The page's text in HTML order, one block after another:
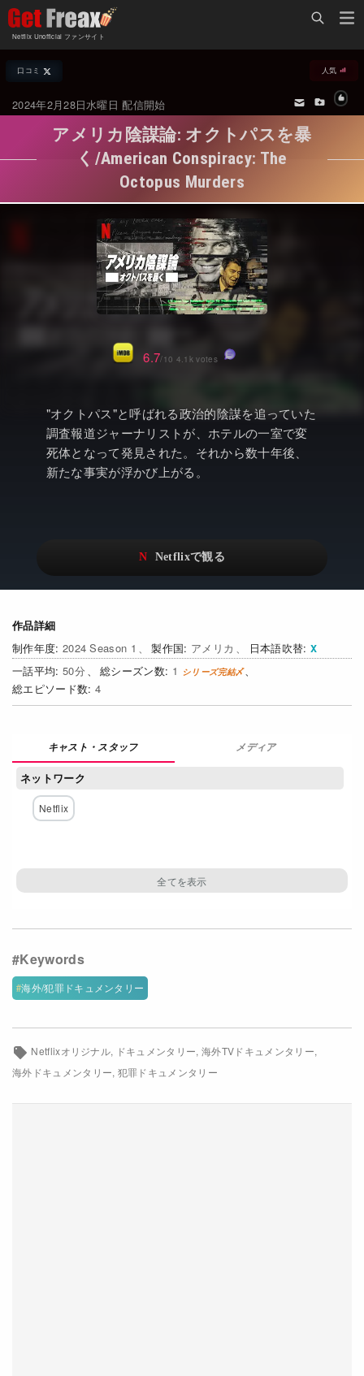
Netflix Unofficial ファンサイト
Netflix新着作品
オールジャンル
海外ドラマ・シリーズ
海外映画
国内TV番組・ドラマ
国内映画
アジアTV番組・ドラマ
アニメ
Netflixオリジナル作品
配信終了予定の作品
海外ドラマ・ラインナップ
Netflix 人気ランキング
Netflix 全作品ラインナップ
Netflix配信作品カスタム検索
トレンド
Netflix・VOD総合News
Netflix Video
…
Watchlist
過去の配信終了作品
Netflixコース別料金プラン
口コミ 人気
2024年2月28日水曜日 配信開始
アメリカ陰謀論: オクトパスを暴
く/American Conspiracy: The
Octopus Murders
"オクトパス"と呼ばれる政治的陰謀を追っていた
調査報道ジャーナリストが、ホテルの一室で変
死体となって発見された。それから数十年後、
新たな事実が浮かび上がる。
作品詳細
2024 Season 1
アメリカ
日本語吹替
50
1
4
6.7/10 4.1k votes
メディア
ネットワーク
Netflix
海外/犯罪ドキュメンタリー
Netflixオリジナル ドキュメンタリー 海外TVドキュメンタリー
海外ドキュメンタリー 犯罪ドキュメンタリー